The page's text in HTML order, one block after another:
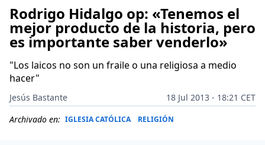
Rodrigo Hidalgo op: «Tenemos el
mejor producto de la historia, pero
es importante saber venderlo»
"Los laicos no son un fraile o una religiosa a medio
hacer"
Jesús Bastante
18 Jul 2013 - 18:21 CET
Archivado en: IGLESIA CATÓLICA RELIGIÓN